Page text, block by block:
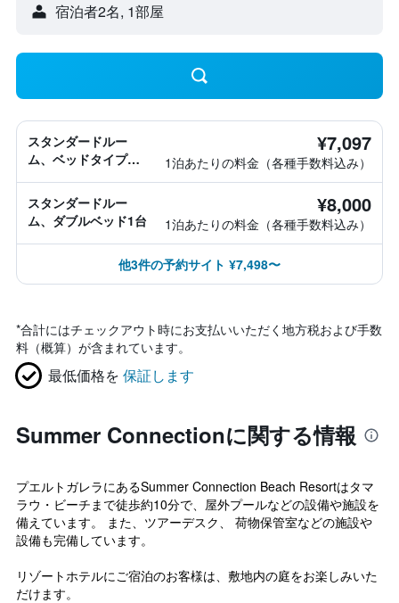
宿泊者2名, 1​部屋
スタンダードルー
ム、ベッドタイプ情
¥7,097
1泊あたりの料金（各種手数料込み）
スタンダードルー
ム、ダブルベッド1台
¥8,000
1泊あたりの料金（各種手数料込み）
他3件の予約サイト ¥7,498〜
*合計にはチェックアウト時にお支払いいただく地方税および手数
料（概算）が含まれています。
最低価格を 保証します
Summer Connectionに関する情報
プエルトガレラにあるSummer Connection Beach Resortはタマ
ラウ・ビーチまで徒歩約10分で、屋外プールなどの設備や施設を
備えています。 また、ツアーデスク、 荷物保管室などの施設や
設備も完備しています。
リゾートホテルにご宿泊のお客様は、敷地内の庭をお楽しみいた
だけます。